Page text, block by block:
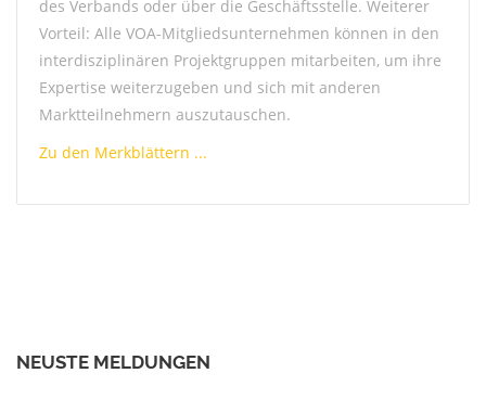
des Verbands oder über die Geschäftsstelle. Weiterer
Vorteil: Alle VOA-Mitgliedsunternehmen können in den
interdisziplinären Projektgruppen mitarbeiten, um ihre
Expertise weiterzugeben und sich mit anderen
Marktteilnehmern auszutauschen.
Zu den Merkblättern ...
NEUSTE MELDUNGEN